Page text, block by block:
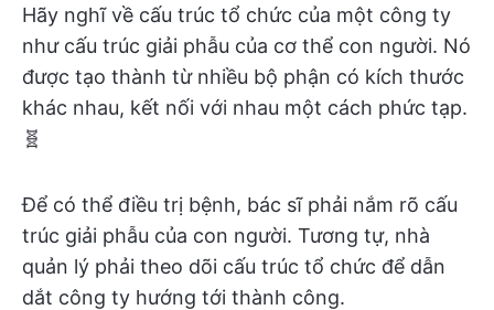
Hãy nghĩ về cấu trúc tổ chức của một công ty
như cấu trúc giải phẫu của cơ thể con người. Nó
được tạo thành từ nhiều bộ phận có kích thước
khác nhau, kết nối với nhau một cách phức tạp.
🧬
Để có thể điều trị bệnh, bác sĩ phải nắm rõ cấu
trúc giải phẫu của con người. Tương tự, nhà
quản lý phải theo dõi cấu trúc tổ chức để dẫn
dắt công ty hướng tới thành công.